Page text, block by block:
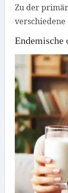
Zu der
verschiedene
Endemische